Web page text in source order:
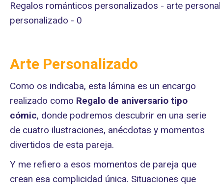
Arte Personalizado
Como os indicaba, esta lámina es un encargo
realizado como Regalo de aniversario tipo
cómic, donde podremos descubrir en una serie
de cuatro ilustraciones, anécdotas y momentos
divertidos de esta pareja.
Y me refiero a esos momentos de pareja que
crean esa complicidad única. Situaciones que